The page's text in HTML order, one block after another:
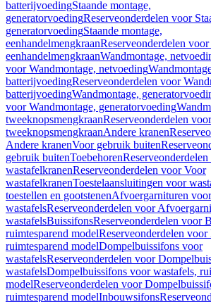
batterijvoedingStaande montage,
generatorvoedingReserveonderdelen voor
generatorvoedingStaande montage,
eenhandelmengkraanReserveonderdelen
eenhandelmengkraanWandmontage,
voor Wandmontage, netvoeding
batterijvoedingReserveonderdelen voor
batterijvoedingWandmontage,
voor Wandmontage, generatorvoeding
tweeknopsmengkraanReserveonderdelen
tweeknopsmengkraanAndere kranen
Andere kranenVoor gebruik buiten
gebruik buitenToebehoren
wastafelkranenReserveonderdelen voor Voor
wastafelkranenToestelaansluitingen voor
toestellen en gootstenenAfvoergarnituren voor
wastafelsReserveonderdelen voor
wastafelsBuissifonsReserveonderdelen voor
ruimtesparend modelReserveonderdelen voor
ruimtesparend modelDompelbuissifons voor
wastafelsReserveonderdelen voor
wastafelsDompelbuissifons voor wastafels,
modelReserveonderdelen voor
ruimtesparend modelInbouwsifons